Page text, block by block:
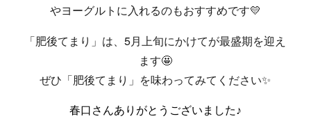
やヨーグルトに入れるのもおすすめです💛
「肥後てまり」は、5月上旬にかけてが最盛期を迎え
ます🤩
ぜひ「肥後てまり」を味わってみてください✨
春口さんありがとうございました♪